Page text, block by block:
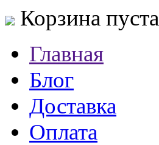
Корзина пуста
Главная
Блог
Доставка
Оплата